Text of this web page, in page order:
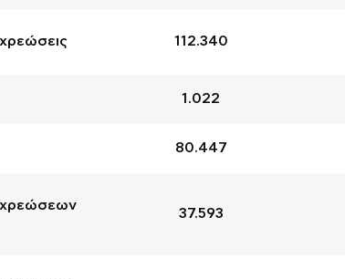
112.340
1.022
80.447
37.593